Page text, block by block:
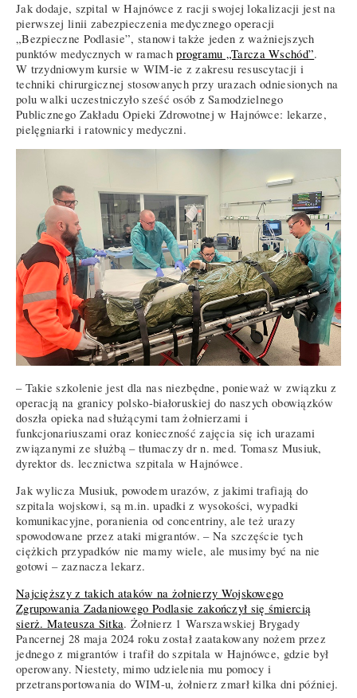
Jak dodaje, szpital w Hajnówce z racji swojej lokalizacji jest na
pierwszej linii zabezpieczenia medycznego operacji
„Bezpieczne Podlasie”, stanowi także jeden z ważniejszych
punktów medycznych w ramachprogramu „Tarcza Wschód”.
W trzydniowym kursie w WIM-ie z zakresu resuscytacji i
techniki chirurgicznej stosowanych przy urazach odniesionych na
polu walki uczestniczyło sześć osób z Samodzielnego
Publicznego Zakładu Opieki Zdrowotnej w Hajnówce: lekarze,
pielęgniarki i ratownicy medyczni.
– Takie szkolenie jest dla nas niezbędne, ponieważ w związku z
operacją na granicy polsko-białoruskiej do naszych obowiązków
doszła opieka nad służącymi tam żołnierzami i
funkcjonariuszami oraz konieczność zajęcia się ich urazami
związanymi ze służbą – tłumaczy dr n. med. Tomasz Musiuk,
dyrektor ds. lecznictwa szpitala w Hajnówce.
Jak wylicza Musiuk, powodem urazów, z jakimi trafiają do
szpitala wojskowi, są m.in. upadki z wysokości, wypadki
komunikacyjne, poranienia od concentriny, ale też urazy
spowodowane przez ataki migrantów. – Na szczęście tych
ciężkich przypadków nie mamy wiele, ale musimy być na nie
gotowi – zaznacza lekarz.
Najcięższy z takich ataków na żołnierzy Wojskowego
Zgrupowania Zadaniowego Podlasie zakończył się śmiercią
sierż. Mateusza Sitka. Żołnierz 1 Warszawskiej Brygady
Pancernej 28 maja 2024 roku został zaatakowany nożem przez
jednego z migrantów i trafił do szpitala w Hajnówce, gdzie był
operowany. Niestety, mimo udzielenia mu pomocy i
przetransportowania do WIM-u, żołnierz zmarł kilka dni później.